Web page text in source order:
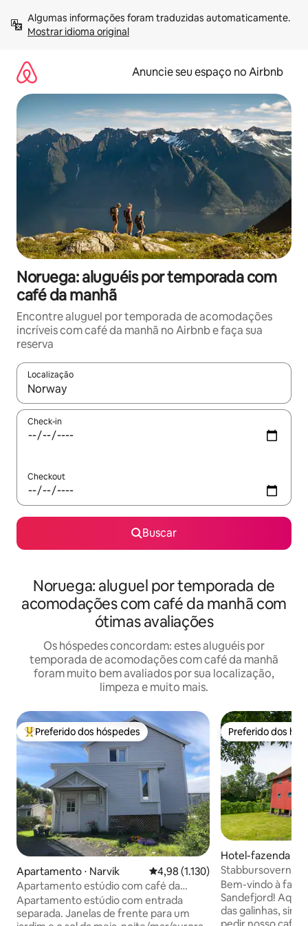
para
Mostrar idioma original
Anuncie seu espaço no Airbnb
Noruega: aluguéis por temporada com
café da manhã
Encontre aluguel por temporada de acomodações
incríveis com café da manhã no Airbnb e faça sua
reserva
Localização
Quando os resultados estiverem disponíveis, explore-os
Check-in
Checkout
Buscar
Noruega: aluguel por temporada de
acomodações com café da manhã com
ótimas avaliações
Os hóspedes concordam: estes aluguéis por
temporada de acomodações com café da manhã
foram muito bem avaliados por sua localização,
limpeza e muito mais.
Entre os melhores preferidos dos hóspedes
Preferido dos hóspedes
Apartamento ⋅ Narvik 4,98 de uma avaliação média de
4,98 (1.130)
Apartamento estúdio com café da
manhã incluso
Apartamento estúdio com entrada
separada. Janelas de frente para um
Preferido dos
Preferido dos
Hotel-fazenda ⋅
gårdsopplevelser
Bem-vindo à
Sandefjord! Aqui
das galinhas,